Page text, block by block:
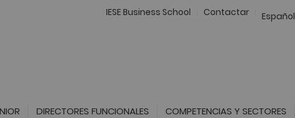
IESE Business School Contactar Español
DIRECTORES FUNCIONALES COMPETENCIAS Y SECTORES